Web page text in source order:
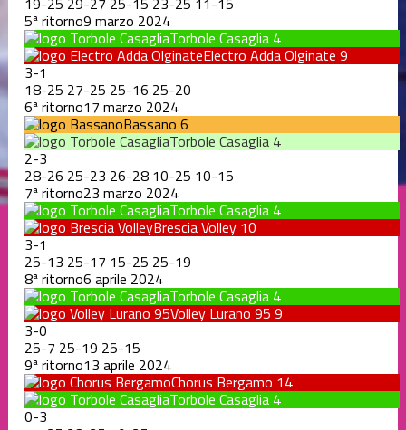
5ª ritorno9 marzo 2024
Torbole Casaglia 4
Electro Adda Olginate 9
3-1
18-25 27-25 25-16 25-20
6ª ritorno17 marzo 2024
Bassano 6
Torbole Casaglia 4
2-3
28-26 25-23 26-28 10-25 10-15
7ª ritorno23 marzo 2024
Torbole Casaglia 4
Brescia Volley 10
3-1
25-13 25-17 15-25 25-19
8ª ritorno6 aprile 2024
Torbole Casaglia 4
Volley Lurano 95 9
3-0
25-7 25-19 25-15
9ª ritorno13 aprile 2024
Chorus Bergamo 14
Torbole Casaglia 4
0-3